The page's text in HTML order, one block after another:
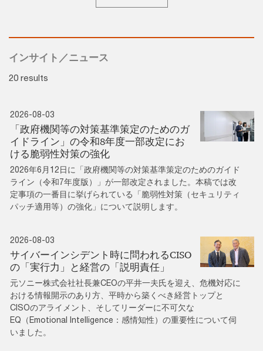
インサイト／ニュース
20 results
2026-08-03
「政府機関等の対策基準策定のためのガ
イドライン」の令和8年度一部改定にお
ける脆弱性対策の強化
2026年6月12日に「政府機関等の対策基準策定のためのガイド
ライン（令和7年度版）」が一部改定されました。本稿では改
定事項の一番目に挙げられている「脆弱性対策（セキュリティ
パッチ適用等）の強化」について説明します。
2026-08-03
サイバーインシデント時に問われるCISO
の「実行力」と経営の「説明責任」
元ソニー株式会社社長兼CEOの平井一夫氏を迎え、危機対応に
おける情報開示のあり方、平時から築くべき経営トップと
CISOのアライメント、そしてリーダーに不可欠な
EQ（Emotional Intelligence：感情知性）の重要性について伺
いました。